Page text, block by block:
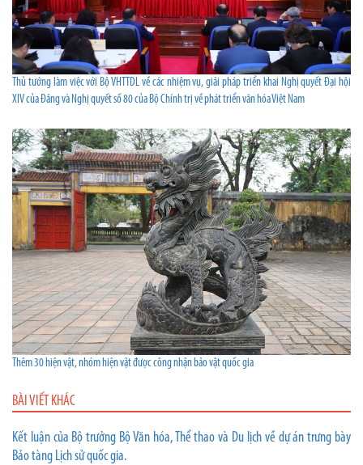
Thủ tướng làm việc với Bộ VHTTDL về các nhiệm vụ, giải pháp triển khai Nghị quyết Đại hội
XIV của Đảng và Nghị quyết số 80 của Bộ Chính trị về phát triển văn hóa Việt Nam
Thêm 30 hiện vật, nhóm hiện vật được công nhận bảo vật quốc gia
BÀI VIẾT KHÁC
Kết luận của Bộ trưởng Bộ Văn hóa, Thể thao và Du lịch về dự án trưng bày
Bảo tàng Lịch sử quốc gia.